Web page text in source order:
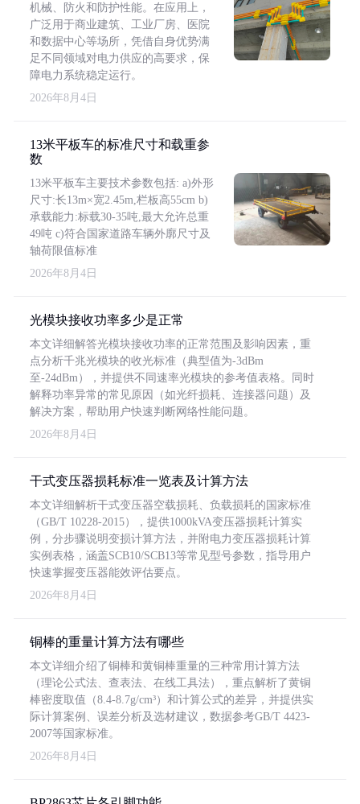
机械、防火和防护性能。在应用上，
广泛用于商业建筑、工业厂房、医院
和数据中心等场所，凭借自身优势满
足不同领域对电力供应的高要求，保
障电力系统稳定运行。
2026年8月4日
13米平板车的标准尺寸和载重参
数
13米平板车主要技术参数包括: a)外形
尺寸:长13m×宽2.45m,栏板高55cm b)
承载能力:标载30-35吨,最大允许总重
49吨 c)符合国家道路车辆外廓尺寸及
轴荷限值标准
2026年8月4日
光模块接收功率多少是正常
本文详细解答光模块接收功率的正常范围及影响因素，重
点分析千兆光模块的收光标准（典型值为-3dBm
至-24dBm），并提供不同速率光模块的参考值表格。同时
解释功率异常的常见原因（如光纤损耗、连接器问题）及
解决方案，帮助用户快速判断网络性能问题。
2026年8月4日
干式变压器损耗标准一览表及计算方法
本文详细解析干式变压器空载损耗、负载损耗的国家标准
（GB/T 10228-2015），提供1000kVA变压器损耗计算实
例，分步骤说明变损计算方法，并附电力变压器损耗计算
实例表格，涵盖SCB10/SCB13等常见型号参数，指导用户
快速掌握变压器能效评估要点。
2026年8月4日
铜棒的重量计算方法有哪些
本文详细介绍了铜棒和黄铜棒重量的三种常用计算方法
（理论公式法、查表法、在线工具法），重点解析了黄铜
棒密度取值（8.4-8.7g/cm³）和计算公式的差异，并提供实
际计算案例、误差分析及选材建议，数据参考GB/T 4423-
2007等国家标准。
2026年8月4日